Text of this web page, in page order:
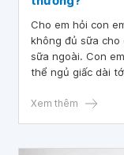
Cho em hỏi con
không đủ sữa cho
sữa ngoài. Con
thể ngủ giấc dài
Xem thêm